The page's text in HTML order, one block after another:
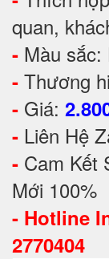
quan,
- Màu sắc:
- Thương
- Giá:
- Liên Hệ
- Cam Kết
Mới 100%
- Hotline
2770404